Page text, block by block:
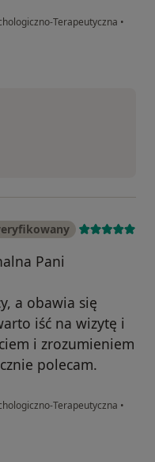
Terapeutyczna •
Pani
a obawia się
iść na wizytę i
i zrozumieniem
polecam.
Terapeutyczna •